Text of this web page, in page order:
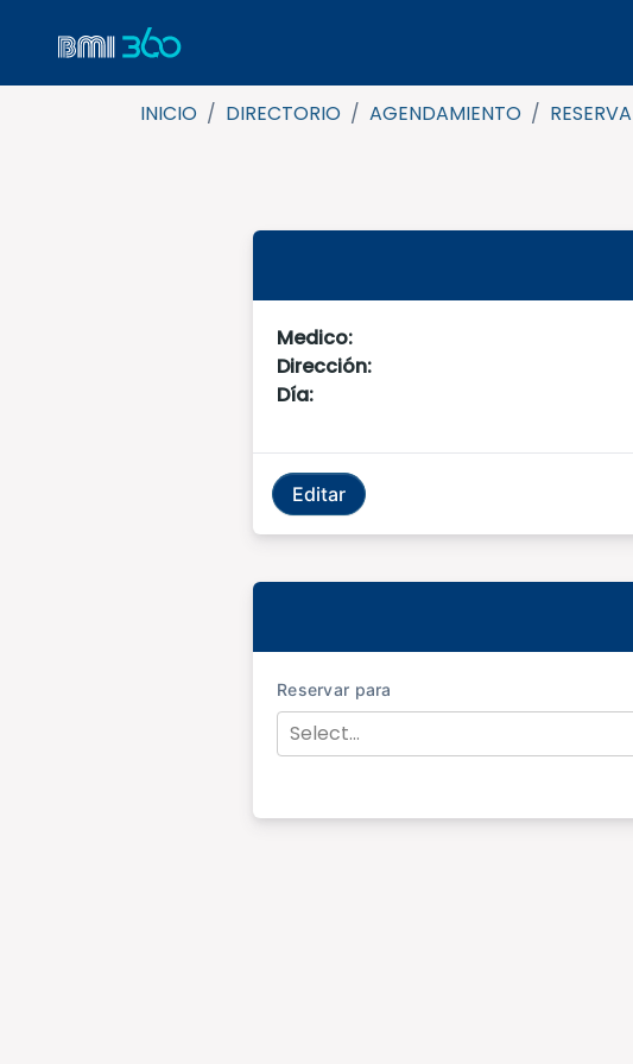
INICIO / DIRECTORIO / AGENDAMIENTO / RESERVA
Medico:
Dirección:
Día:
Editar
Reservar para
Select...